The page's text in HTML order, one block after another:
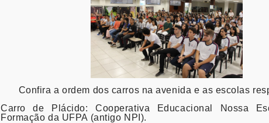
Confira a ordem dos carros na avenida e as escolas
Carro de Plácido: Cooperativa Educacional Nossa
Formação da UFPA (antigo NPI).